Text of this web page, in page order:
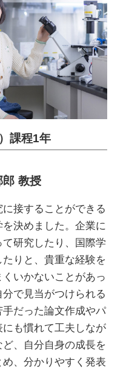
課程1年
郎 教授
接することができる
決めました。企業に
研究したり、国際学
りと、貴重な経験を
いかないことがあっ
で見当がつけられる
だった論文作成やパ
も慣れて工夫しなが
、自分自身の成長を
、分かりやすく発表